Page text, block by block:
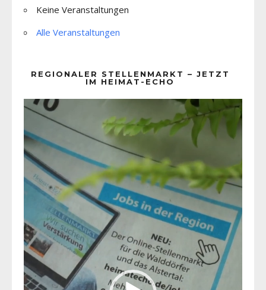
Keine Veranstaltungen
Alle Veranstaltungen
REGIONALER STELLENMARKT – JETZT
IM HEIMAT-ECHO
Player